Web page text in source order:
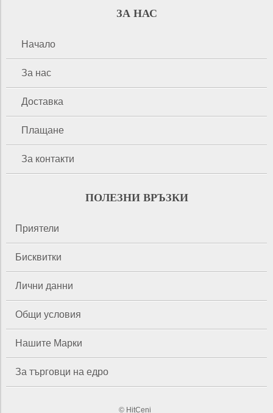
ЗА НАС
Начало
За нас
Доставка
Плащане
За контакти
ПОЛЕЗНИ ВРЪЗКИ
Приятели
Бисквитки
Лични данни
Общи условия
Нашите Марки
За търговци на едро
© HitCeni